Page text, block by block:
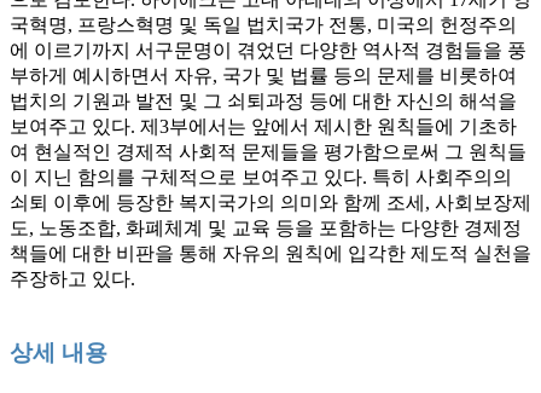
국혁명, 프랑스혁명 및 독일 법치국가 전통, 미국의 헌정주의
에 이르기까지 서구문명이 겪었던 다양한 역사적 경험들을 풍
부하게 예시하면서 자유, 국가 및 법률 등의 문제를 비롯하여
법치의 기원과 발전 및 그 쇠퇴과정 등에 대한 자신의 해석을
보여주고 있다. 제3부에서는 앞에서 제시한 원칙들에 기초하
여 현실적인 경제적 사회적 문제들을 평가함으로써 그 원칙들
이 지닌 함의를 구체적으로 보여주고 있다. 특히 사회주의의
쇠퇴 이후에 등장한 복지국가의 의미와 함께 조세, 사회보장제
도, 노동조합, 화폐체계 및 교육 등을 포함하는 다양한 경제정
책들에 대한 비판을 통해 자유의 원칙에 입각한 제도적 실천을
주장하고 있다.
상세 내용